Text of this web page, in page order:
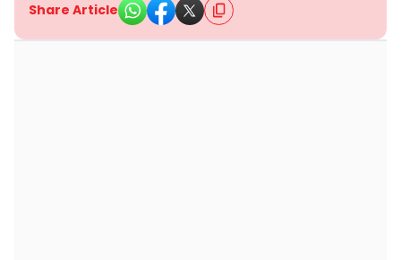
Share Article